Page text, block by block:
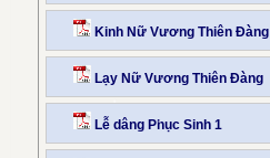
Kinh Nữ Vương Thiên Đàng
Lạy Nữ Vương Thiên Đàng
Lễ dâng Phục Sinh 1